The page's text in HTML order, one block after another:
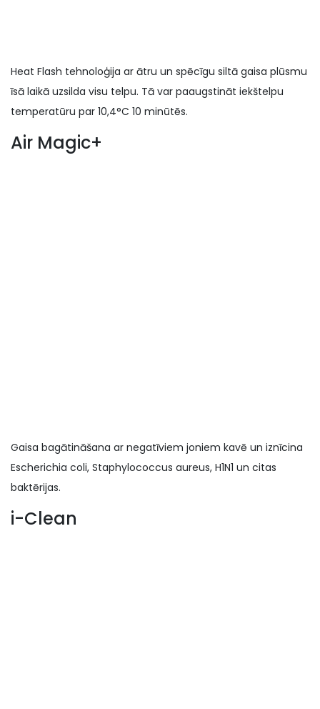
Heat Flash tehnoloģija ar ātru un spēcīgu siltā gaisa plūsmu
īsā laikā uzsilda visu telpu. Tā var paaugstināt iekštelpu
temperatūru par 10,4°C 10 minūtēs.
Air Magic+
Gaisa bagātināšana ar negatīviem joniem kavē un iznīcina
Escherichia coli, Staphylococcus aureus, H1N1 un citas
baktērijas.
i-Clean